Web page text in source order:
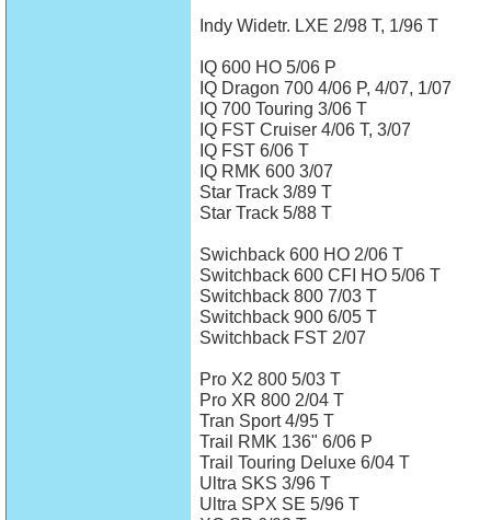
Indy Widetr. LXE 2/98 T, 1/96 T
IQ 600 HO 5/06 P
IQ Dragon 700 4/06 P, 4/07, 1/07
IQ 700 Touring 3/06 T
IQ FST Cruiser 4/06 T, 3/07
IQ FST 6/06 T
IQ RMK 600 3/07
Star Track 3/89 T
Star Track 5/88 T
Swichback 600 HO 2/06 T
Switchback 600 CFI HO 5/06 T
Switchback 800 7/03 T
Switchback 900 6/05 T
Switchback FST 2/07
Pro X2 800 5/03 T
Pro XR 800 2/04 T
Tran Sport 4/95 T
Trail RMK 136" 6/06 P
Trail Touring Deluxe 6/04 T
Ultra SKS 3/96 T
Ultra SPX SE 5/96 T